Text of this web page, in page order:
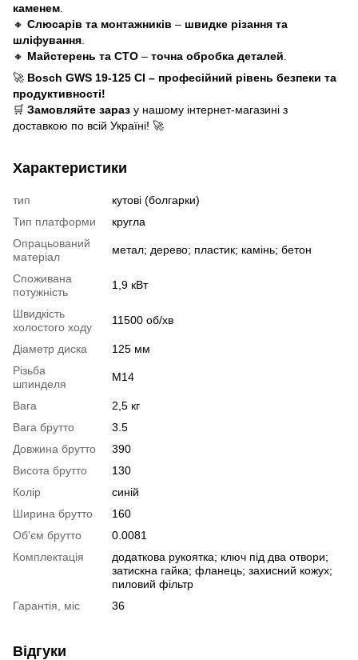
каменем
🔸 Слюсарів та монтажників – швидке різання та
шліфування
🔸 Майстерень та СТО – точна обробка деталей
🚀 Bosch GWS 19-125 CI – професійний рівень безпеки та
продуктивності!
🛒 Замовляйте зараз у нашому інтернет-магазині з
доставкою по всій Україні! 🚀
Характеристики
тип
кутові (болгарки)
Тип платформи
кругла
Опрацьований
матеріал
метал; дерево; пластик; камінь; бетон
Споживана
потужність
1,9 кВт
Швидкість
холостого ходу
11500 об/хв
Діаметр диска
125 мм
Різьба
шпинделя
M14
Вага
2,5 кг
Вага брутто
3.5
Довжина брутто
390
Висота брутто
130
Колір
синій
Ширина брутто
160
Об'єм брутто
0.0081
Комплектація
додаткова рукоятка; ключ під два отвори;
затискна гайка; фланець; захисний кожух;
пиловий фільтр
Гарантія, міс
36
Відгуки